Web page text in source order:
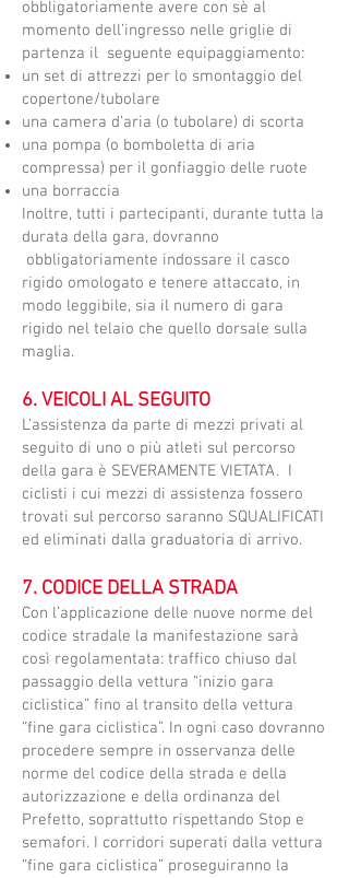
obbligatoriamente avere con sè al
momento dell’ingresso nelle griglie di
partenza il seguente equipaggiamento:
un set di attrezzi per lo smontaggio del
copertone/tubolare
una camera d’aria (o tubolare) di scorta
una pompa (o bomboletta di aria
compressa) per il gonfiaggio delle ruote
una borraccia
Inoltre, tutti i partecipanti, durante tutta la
durata della gara, dovranno
obbligatoriamente indossare il casco
rigido omologato e tenere attaccato, in
modo leggibile, sia il numero di gara
rigido nel telaio che quello dorsale sulla
maglia.
6. VEICOLI AL SEGUITO
​L’assistenza da parte di mezzi privati al
seguito di uno o più atleti sul percorso
della gara è SEVERAMENTE VIETATA. I
ciclisti i cui mezzi di assistenza fossero
trovati sul percorso saranno SQUALIFICATI
ed eliminati dalla graduatoria di arrivo.
7. CODICE DELLA STRADA
​Con l’applicazione delle nuove norme del
codice stradale la manifestazione sarà
così regolamentata: traffico chiuso dal
passaggio della vettura “inizio gara
ciclistica” fino al transito della vettura
“fine gara ciclistica”. In ogni caso dovranno
procedere sempre in osservanza delle
norme del codice della strada e della
autorizzazione e della ordinanza del
Prefetto, soprattutto rispettando Stop e
semafori. I corridori superati dalla vettura
“fine gara ciclistica” proseguiranno la